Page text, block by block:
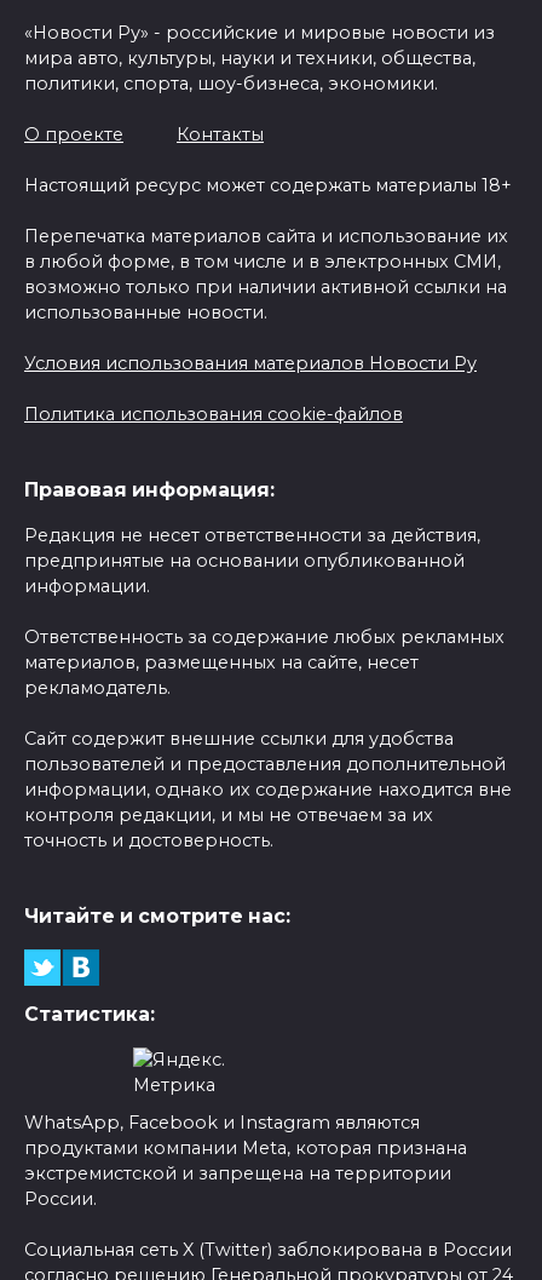
«Новости Ру» - российские и мировые новости из
мира авто, культуры, науки и техники, общества,
политики, спорта, шоу-бизнеса, экономики.
О проекте Контакты
Настоящий ресурс может содержать материалы 18+
Перепечатка материалов сайта и использование их
в любой форме, в том числе и в электронных СМИ,
возможно только при наличии активной ссылки на
использованные новости.
Условия использования материалов Новости Ру
Политика использования cookie-файлов
Правовая информация:
Редакция не несет ответственности за действия,
предпринятые на основании опубликованной
информации.
Ответственность за содержание любых рекламных
материалов, размещенных на сайте, несет
рекламодатель.
Сайт содержит внешние ссылки для удобства
пользователей и предоставления дополнительной
информации, однако их содержание находится вне
контроля редакции, и мы не отвечаем за их
точность и достоверность.
Читайте и смотрите нас:
Статистика:
WhatsApp, Facebook и Instagram являются
продуктами компании Meta, которая признана
экстремистской и запрещена на территории
России.
Социальная сеть X (Twitter) заблокирована в России
согласно решению Генеральной прокуратуры от 24